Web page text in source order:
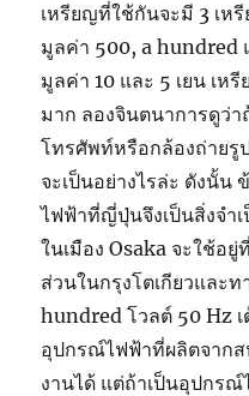
เหรียญที่ใช้กันจะมี 3 เห
มูลค่า 500, a hundred
มูลค่า 10 และ 5 เยน เ
มาก ลองจินตนาการดูว่า
โทรศัพท์หรือกล้องถ่ายรู
จะเป็นอย่างไรล่ะ ดังนั้น
ไฟฟ้าที่ญี่ปุ่นจึงเป็นสิ่งจำ
ในเมือง Osaka จะใช้อ
ส่วนในกรุงโตเกียวและ
hundred โวลต์ 50 Hz
อุปกรณ์ไฟฟ้าที่ผลิตจากส
งานได้ แต่ถ้าเป็นอุปกรณ์